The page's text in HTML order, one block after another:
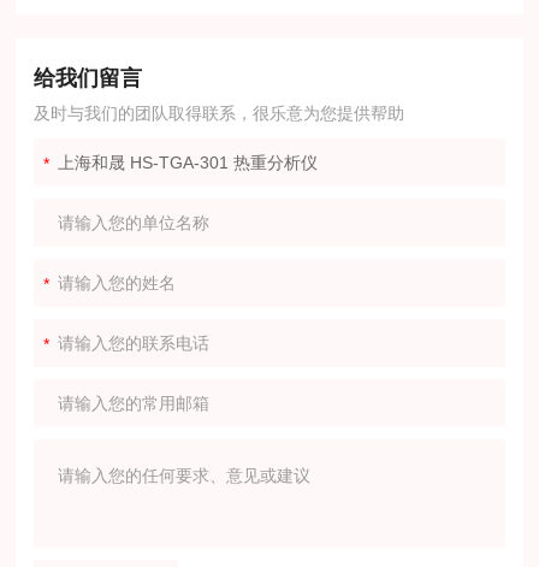
给我们留言
及时与我们的团队取得联系，很乐意为您提供帮助